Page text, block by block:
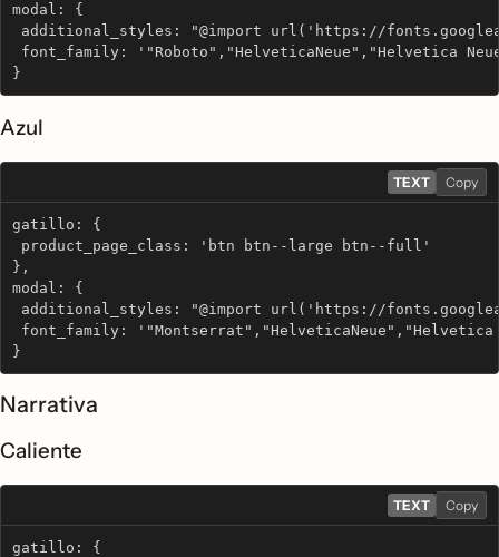
modal: {
additional_styles: "@import url('https://
font_family: '"Roboto","HelveticaNeue","Helvetica
}
Azul
TEXT Copy
gatillo: {
product_page_class: 'btn btn--large btn--full'
},
modal: {
additional_styles: "@import url('https://
font_family:
}
Narrativa
Caliente
TEXT Copy
gatillo: {